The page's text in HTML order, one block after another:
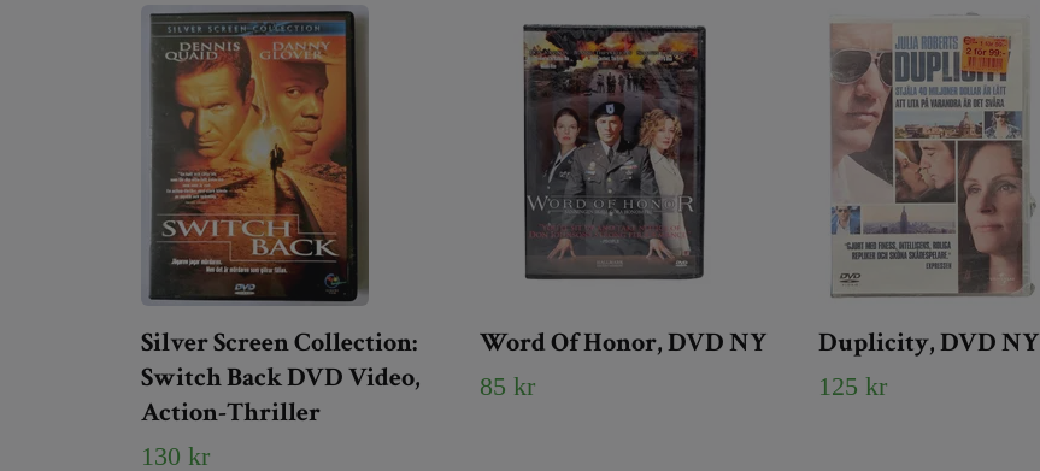
Silver Screen Collection:
Switch Back DVD Video,
Action-Thriller
130 kr
Word Of Honor, DVD NY
85 kr
Duplicity, DVD NY
125 kr